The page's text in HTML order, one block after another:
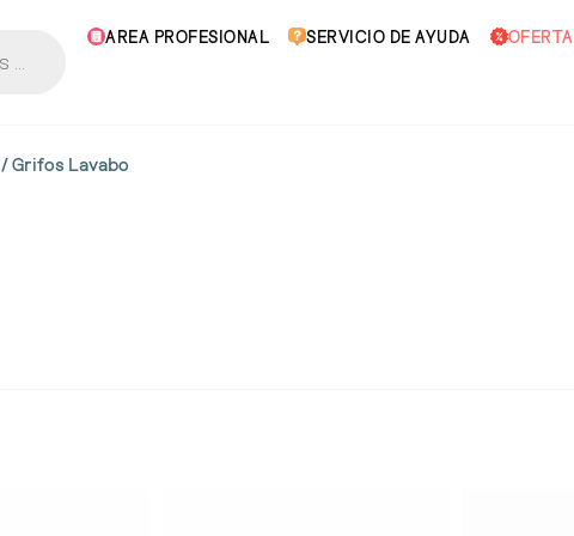
AREA PROFESIONAL SERVICIO DE AYUDA
/ Grifos Lavabo